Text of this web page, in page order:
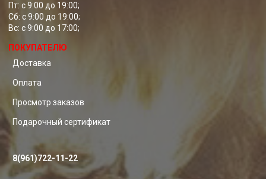
Пт: с 9:00 до 19:00;
Сб: с 9:00 до 19:00;
Вс: с 9:00 до 17:00;
ПОКУПАТЕЛЮ
Доставка
Оплата
Просмотр заказов
Подарочный сертификат
8(961)722-11-22